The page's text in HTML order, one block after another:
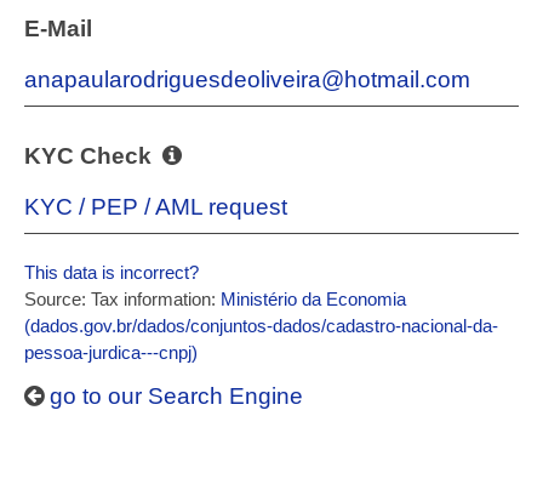
E-Mail
anapaularodriguesdeoliveira@hotmail.com
KYC Check
KYC / PEP / AML request
This data is incorrect?
Source: Tax information: Ministério da Economia
(dados.gov.br/dados/conjuntos-dados/cadastro-nacional-da-
pessoa-jurdica---cnpj)
go to our Search Engine